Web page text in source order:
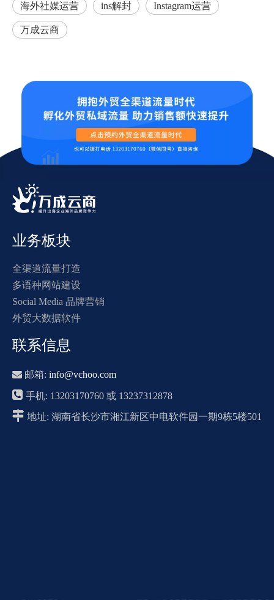
海外社媒运营 ins解封 Instagram运营
万成云商
业务板块
全渠道流量打造
多语种网站建设
Social Media 品牌营销
外贸大数据软件
联系信息
 邮箱: info@vchoo.com
 手机: 13203170760 或 13237312878
 地址: 湖南省长沙市湘江新区中电软件园一期9栋5楼501